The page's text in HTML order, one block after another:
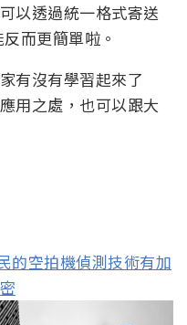
以透過統一格式寄送
而更簡單啦。
有沒有學習起來了
用之處，也可以跟大
的空拍機偵測技術有加